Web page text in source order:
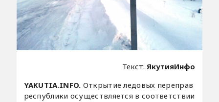
Текст: ЯкутияИнфо
YAKUTIA.INFO. Открытие ледовых переправ
республики осуществляется в соответствии